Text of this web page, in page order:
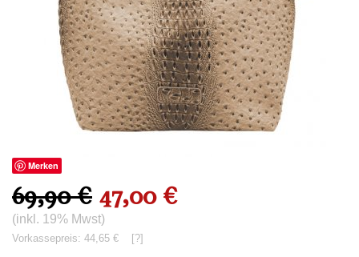
Merken
69,90 € 47,00 €
(inkl. 19% Mwst)
Vorkassepreis: 44,65 € [?]